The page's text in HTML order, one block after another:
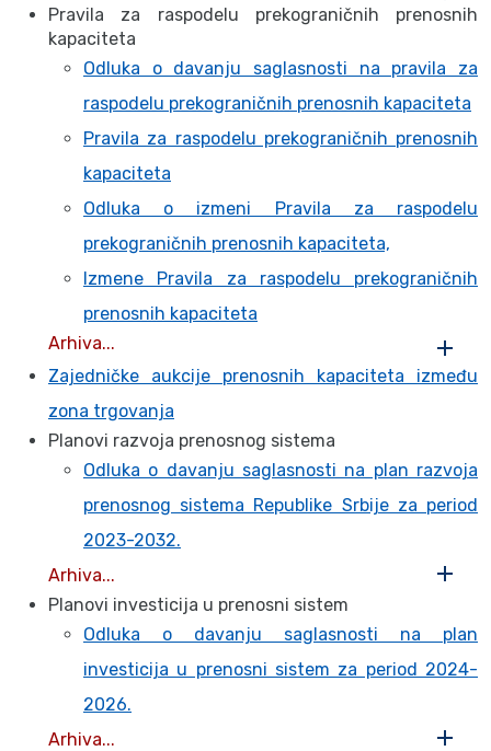
Pravila za raspodelu prekograničnih prenosnih
kapaciteta
Odluka o davanju saglasnosti na pravila za
raspodelu prekograničnih prenosnih kapaciteta
Pravila za raspodelu prekograničnih prenosnih
kapaciteta
Odluka o izmeni Pravila za raspodelu
prekograničnih prenosnih kapaciteta,
Izmene Pravila za raspodelu prekograničnih
prenosnih kapaciteta
Arhiva...
Zajedničke aukcije prenosnih kapaciteta između
zona trgovanja
Planovi razvoja prenosnog sistema
Odluka o davanju saglasnosti na plan razvoja
prenosnog sistema Republike Srbije za period
2023-2032.
Arhiva...
Planovi investicija u prenosni sistem
Odluka o davanju saglasnosti na plan
investicija u prenosni sistem za period 2024-
2026.
Arhiva...